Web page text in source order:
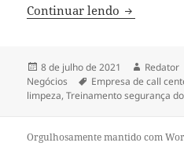
Continuar lendo Marca
Publicado
em
8 de julho de 2021 Autor
Redator
Negócios
Tags
Empresa de call
limpeza,Treinamento segurança
Orgulhosamente mantido com